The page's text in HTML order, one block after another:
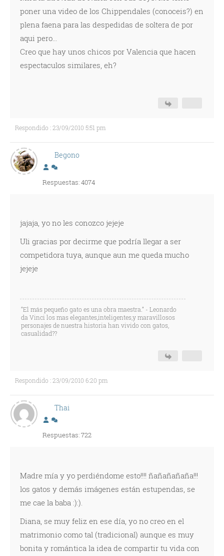
poner una video de los Chippendales (conoceis?) en
plena faena para las despedidas de soltera de por
aqui pero...
Creo que hay unos chicos por Valencia que hacen
espectaculos similares, eh?
Respondido : 23/09/2010 5:51 pm
Begono
Respuestas: 4074
jajaja, yo no les conozco jejeje
Uli gracias por decirme que podría llegar a ser
competidora tuya, aunque aun me queda mucho
jejeje
“El más pequeño gato es una obra maestra.” - Leonardo
da Vinci los mas elegantes,inteligentes,y maravillosos
personajes de nuestra historia han vivido con gatos,
casualidad??
Respondido : 23/09/2010 6:20 pm
Thai
Respuestas: 722
Madre mía y yo perdiéndome esto!!!! ñañañañaña!!!
los gatos y demás imágenes están estupendas, se
me cae la baba :):).
Diana, se muy feliz en ese día, yo no creo en el
matrimonio como tal (tradicional) aunque es muy
bonita y romántica la idea de compartir tu vida con